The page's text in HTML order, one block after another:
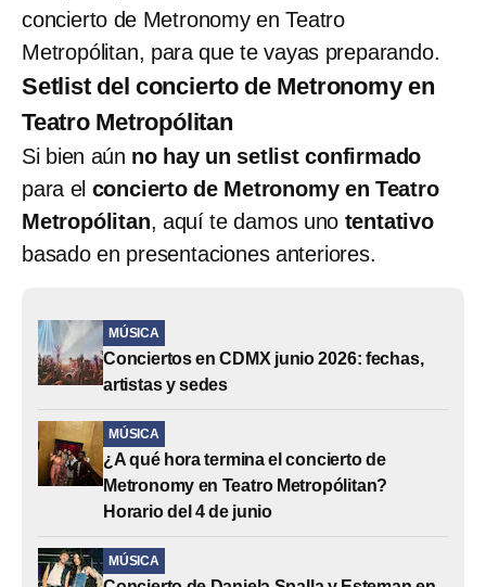
concierto de Metronomy en Teatro
Metropólitan, para que te vayas preparando.
Setlist del concierto de Metronomy en
Teatro Metropólitan
Si bien aún no hay un setlist confirmado
para el concierto de Metronomy en Teatro
Metropólitan, aquí te damos uno tentativo
basado en presentaciones anteriores.
MÚSICA
Conciertos en CDMX junio 2026: fechas,
artistas y sedes
MÚSICA
¿A qué hora termina el concierto de
Metronomy en Teatro Metropólitan?
Horario del 4 de junio
MÚSICA